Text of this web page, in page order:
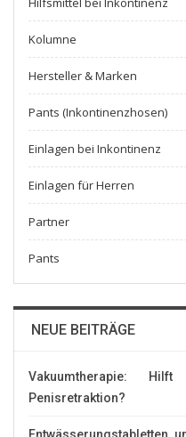
Kolumne
Hersteller & Marken
Pants (Inkontinenzhosen)
Einlagen bei Inkontinenz
Einlagen für Herren
Partner
Pants
NEUE BEITRÄGE
Vakuumtherapie:
Penisretraktion?
Entwässerungstabletten